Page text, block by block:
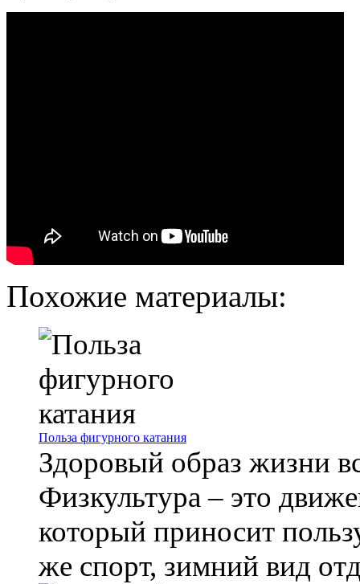
Похожие материалы:
Польза фигурного катания
Здоровый образ жизни
Физкультура – это
который приносит
же спорт, зимний вид